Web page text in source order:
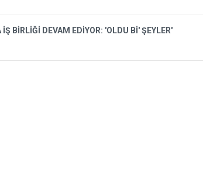
BİRLİĞİ DEVAM EDİYOR: 'OLDU Bİ' ŞEYLER'